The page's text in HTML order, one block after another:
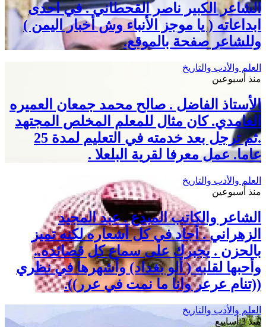
الشاعر الكبير ناصر القحطاني . في احدى
ابداعاته ( يا موجز الأنباء وش أخبار اليمن )
وللشاعر صفحة بالموقع.
العلم والأدب والتاريخ
منذ أسبوعين
الأستاذ الفاضل . صالح محمد جمعان العميره
الغامدي. كان مثال للمعلم المخلص المجتهد
.ثم ترجل بعد خدمته في التعليم لمدة 25
عاما. عمل معرفا لقرية البلعلا .
العلم والأدب والتاريخ
منذ أسبوعين
الشاعر والكاتب المبدع . عبد المجيد
الزهراني . أجاد في كل أشعاره لكنه تميز
بالحزن . يجبرك على سماع كل قصائده..
وأحبها لقلبه ( ألو بغداد) وأشهرها في نظري
((تنام عرعر وانا ما نمت في عرر)).
العلم والأدب والتاريخ
منذ 3 أسابيع